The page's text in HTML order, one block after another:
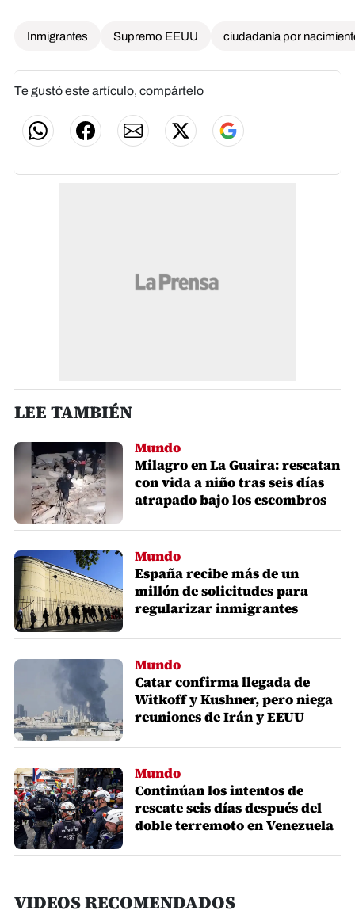
Inmigrantes Supremo EEUU ciudadanía por
Te gustó este artículo, compártelo
LEE TAMBIÉN
Mundo
Milagro en La Guaira: rescatan
con vida a niño tras seis días
atrapado bajo los escombros
Mundo
España recibe más de un
millón de solicitudes para
regularizar inmigrantes
Mundo
Catar confirma llegada de
Witkoff y Kushner, pero niega
reuniones de Irán y EEUU
Mundo
Continúan los intentos de
rescate seis días después del
doble terremoto en Venezuela
VIDEOS RECOMENDADOS